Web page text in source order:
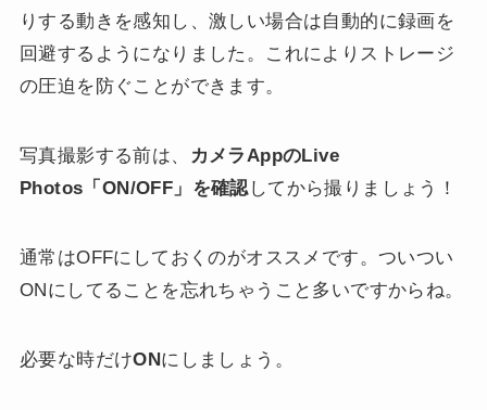
りする動きを感知し、激しい場合は自動的に録画を
回避するようになりました。これによりストレージ
の圧迫を防ぐことができます。
写真撮影する前は、
カメラAppのLive
Photos「ON/OFF」を確認 してから撮りましょう！
通常はOFFにしておくのがオススメです。ついつい
ONにしてることを忘れちゃうこと多いですからね。
必要な時だけONにしましょう。